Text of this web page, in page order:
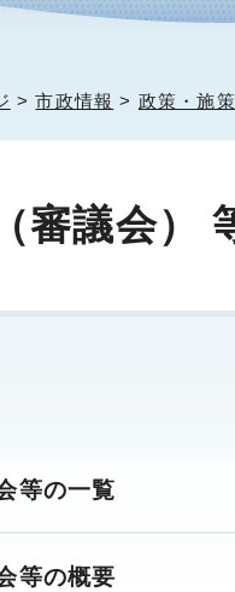
>市政情報 > 政策・施策
審議会）
等の一覧
等の概要